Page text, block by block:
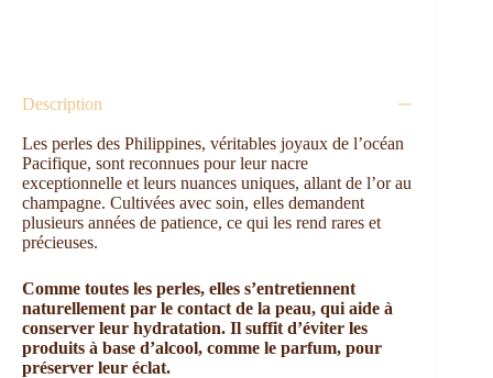
Description
Les perles des Philippines, véritables joyaux de l’océan
Pacifique, sont reconnues pour leur nacre
exceptionnelle et leurs nuances uniques, allant de l’or au
champagne. Cultivées avec soin, elles demandent
plusieurs années de patience, ce qui les rend rares et
précieuses.
Comme toutes les perles, elles s’entretiennent
naturellement par le contact de la peau, qui aide à
conserver leur hydratation. Il suffit d’éviter les
produits à base d’alcool, comme le parfum, pour
préserver leur éclat.